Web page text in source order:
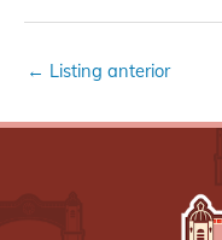
← Listing anterior